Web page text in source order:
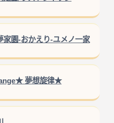
家園-おかえり-ユメノ一家
夢想旋律★